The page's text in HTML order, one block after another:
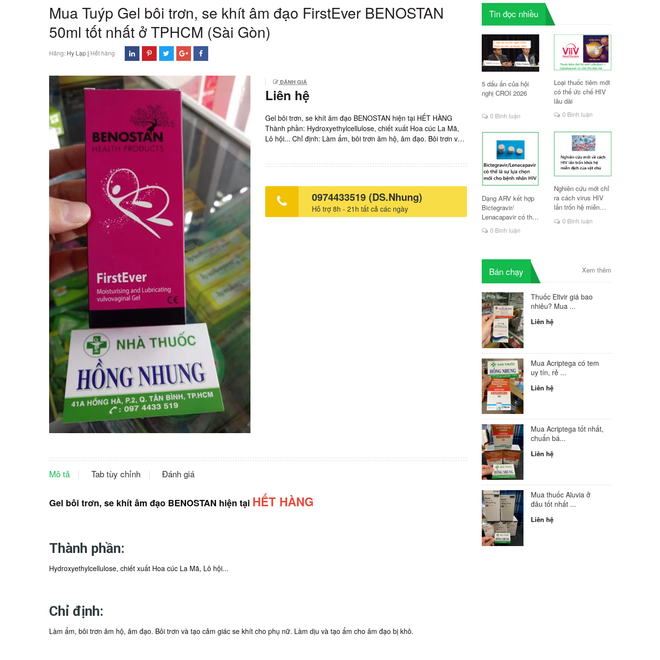
Mua Tuýp Gel bôi trơn, se khít âm đạo FirstEver BENOSTAN
50ml tốt nhất ở TPHCM (Sài Gòn)
Hãng: Hy Lạp| Hết hàng
ĐÁNH GIÁ
Liên hệ
Gel bôi trơn, se khít âm đạo BENOSTAN hiện tại HẾT HÀNG
Thành phần: Hydroxyethylcellulose, chiết xuất Hoa cúc La Mã,
Lô hội... Chỉ định: Làm ẩm, bôi trơn âm hộ, âm đạo. Bôi trơn và
50ml. Xem thêm: Chú ý Acriptega giảm giá còn 899.000vnd/ lọ
ứng thì phải làm sao? Giá thuốc Avonza, mua Avonza ở đâu
TPHCM, Hà Nội? Mua thuốc EET Macleods tốt nhất Mua thuốc
Trustiva tốt nhất Điều trị PEP bằng thuốc Acriptega tốt không?
0974433519 (DS.Nhung)
Hỗ trợ 8h - 21h tất cả các ngày
Mô tả Tab tùy chỉnh Đánh giá
Gel bôi trơn, se khít âm đạo BENOSTAN hiện tại HẾT HÀNG
Thành phần:
Hydroxyethylcellulose, chiết xuất Hoa cúc La Mã, Lô hội...
Chỉ định:
Làm ẩm, bôi trơn âm hộ, âm đạo. Bôi trơn và tạo cảm giác se khít cho phụ nữ. Làm dịu và tạo ẩm cho âm đạo bị khô.
Tin đọc nhiều
5 dấu ấn của hội
nghị CROI 2026
0 Bình luận
Loại thuốc tiêm mới
có thể ức chế HIV
lâu dài
0 Bình luận
Dạng ARV kết hợp
Bictegravir/
Lenacapavir có thể
là lựa chọn mới cho
người HIV
0 Bình luận
Nghiên cứu mới chỉ
ra cách virus HIV
lẩn trốn hệ miễn
0 Bình luận
Bán chạy Xem thêm
Thuốc Eltvir giá bao
nhiêu? Mua ...
Liên hệ
Mua Acriptega có tem
uy tín, rẻ ...
Liên hệ
Mua Acriptega tốt nhất,
chuẩn bá...
Liên hệ
Mua thuốc Aluvia ở
đâu tốt nhất ...
Liên hệ